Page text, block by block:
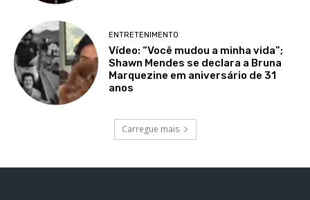
ENTRETENIMENTO
Vídeo: “Você mudou a minha vida”;
Shawn Mendes se declara a Bruna
Marquezine em aniversário de 31
anos
Carregue mais